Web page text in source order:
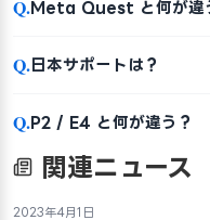
Q.Meta Quest と何が違
Q.日本サポートは？
Q.P2 / E4 と何が違う？
関連ニュース
2023年4月1日